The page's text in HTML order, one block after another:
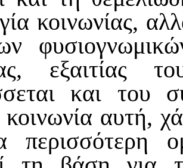
κοινωνίας,
εξαιτίας
και του
αυτή,
περισσότερη